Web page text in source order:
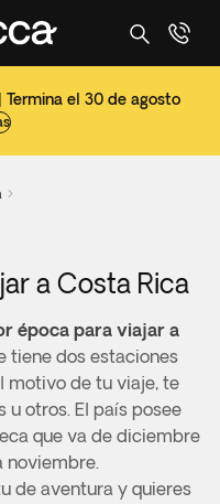
el 30 de agosto

a Costa Rica
época para viajar a
tiene dos estaciones
motivo de tu viaje, te
u otros. El país posee
que va de diciembre
noviembre.
de aventura y quieres